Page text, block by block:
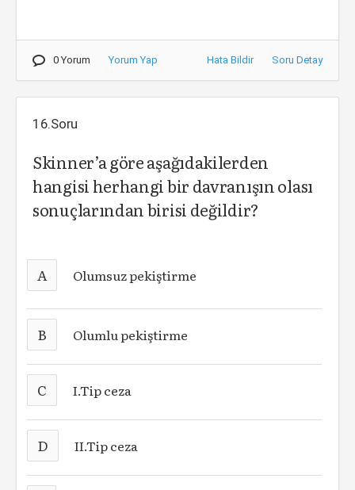
0 Yorum Yorum Yap Hata Bildir Soru Detay
16.Soru
Skinner’a göre aşağıdakilerden
hangisi herhangi bir davranışın olası
sonuçlarından birisi değildir?
A Olumsuz pekiştirme
B Olumlu pekiştirme
C I.Tip ceza
D II.Tip ceza